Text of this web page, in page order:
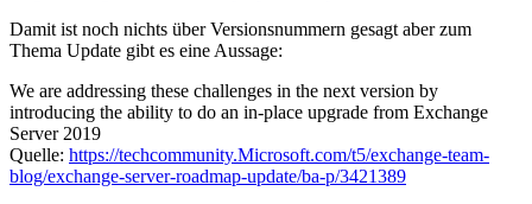
Damit ist noch nichts über Versionsnummern gesagt aber zum
Thema Update gibt es eine Aussage:
We are addressing these challenges in the next version by
introducing the ability to do an in-place upgrade from Exchange
Server 2019
Quelle: https://techcommunity.Microsoft.com/t5/exchange-team-
blog/exchange-server-roadmap-update/ba-p/3421389